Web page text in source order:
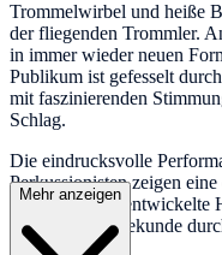
Trommelwirbel und heiße
der fliegenden Trommler.
in immer wieder neuen
Publikum ist gefesselt
mit faszinierenden
Schlag.
Die eindrucksvolle
Perkussionisten zeigen
Durch speziell
mit bis zu 6m/Sekunde
Mehr anzeigen